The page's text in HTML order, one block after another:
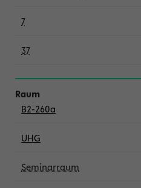
7
37
B2-260a
UHG
Seminarraum